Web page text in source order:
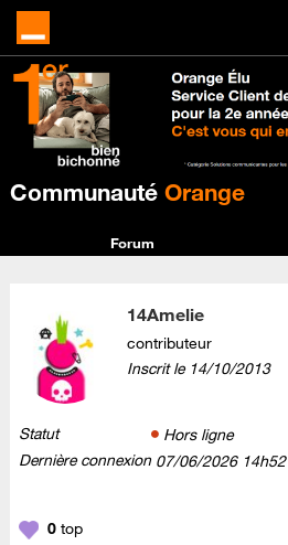
Communauté Orange
Forum
14Amelie
contributeur
Inscrit le ‎14/10/2013
Statut
Hors ligne
Dernière connexion ‎07/06/2026 14h52
0 top